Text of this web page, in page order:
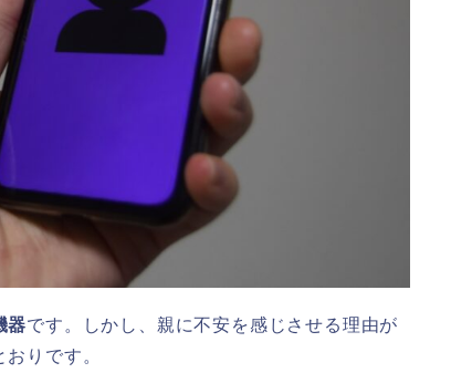
器です。しかし、親に不安を感じさせる理由が
りです。